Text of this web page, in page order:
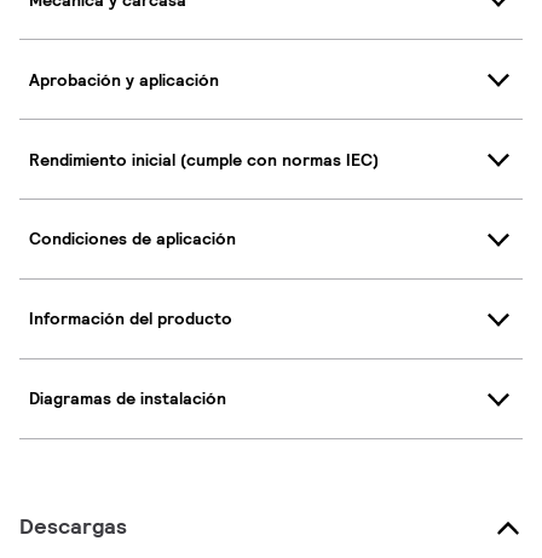
Aprobación y aplicación
Rendimiento inicial (cumple con normas IEC)
Condiciones de aplicación
Información del producto
Diagramas de instalación
Descargas